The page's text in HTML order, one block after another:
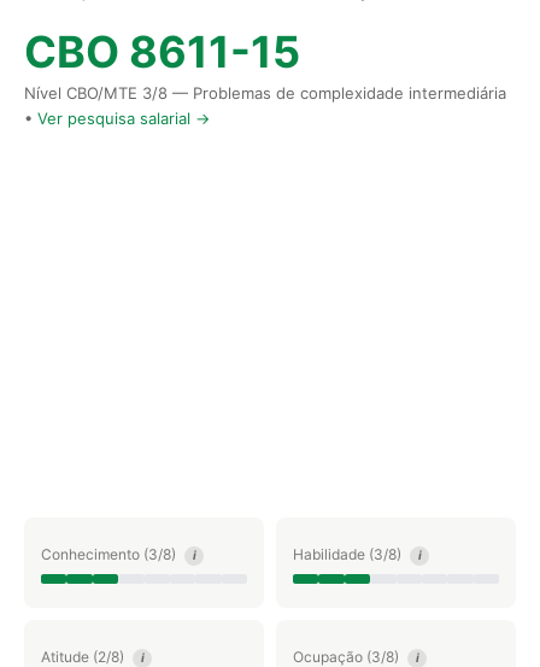
CBO 8611-15
Nível CBO/MTE 3/8 — Problemas de complexidade intermediária
• Ver pesquisa salarial →
Conhecimento (3/8) i Habilidade (3/8) i
Atitude (2/8) i Ocupação (3/8) i